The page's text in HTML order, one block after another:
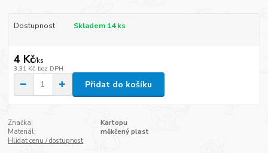
Dostupnost Skladem 14 ks
4 Kč/ks
3,31 Kč bez DPH
Přidat do košíku
Značka:
Kartopu
Materiál:
měkčený plast
Hlídat cenu / dostupnost